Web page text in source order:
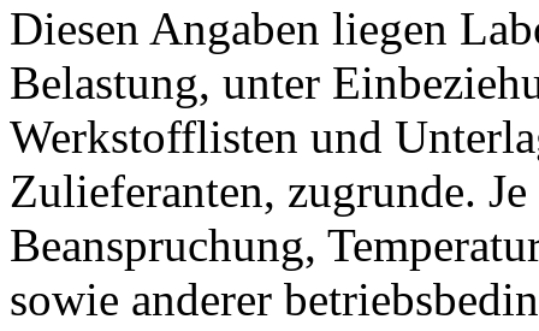
Diesen Angaben liegen
Belastung, unter
Werkstofflisten und
Zulieferanten, zugrunde.
Beanspruchung,
sowie anderer